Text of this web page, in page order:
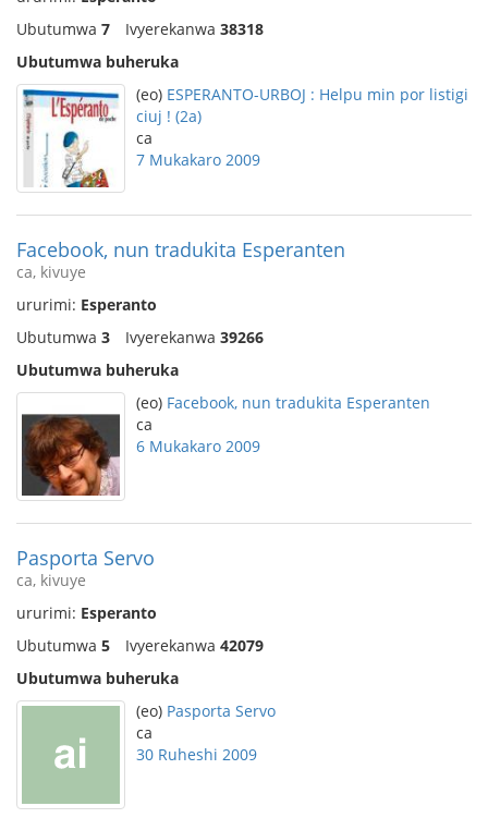
Ubutumwa 7 Ivyerekanwa 38318
Ubutumwa buheruka
(eo) ESPERANTO-URBOJ : Helpu min por listigi
ciuj ! (2a)
ca
7 Mukakaro 2009
Facebook, nun tradukita Esperanten
ca, kivuye
ururimi: Esperanto
Ubutumwa 3 Ivyerekanwa 39266
Ubutumwa buheruka
(eo) Facebook, nun tradukita Esperanten
ca
6 Mukakaro 2009
Pasporta Servo
ca, kivuye
ururimi: Esperanto
Ubutumwa 5 Ivyerekanwa 42079
Ubutumwa buheruka
(eo) Pasporta Servo
ca
30 Ruheshi 2009